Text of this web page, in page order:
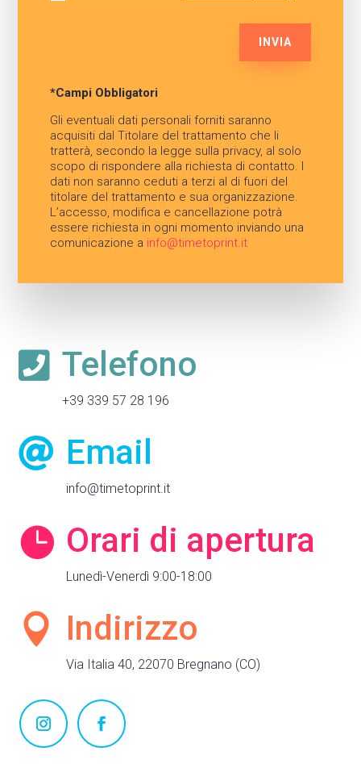
INVIA
*Campi Obbligatori
Gli eventuali dati personali forniti saranno
acquisiti dal Titolare del trattamento che li
tratterà, secondo la legge sulla privacy, al solo
scopo di rispondere alla richiesta di contatto. I
dati non saranno ceduti a terzi al di fuori del
titolare del trattamento e sua organizzazione.
L’accesso, modifica e cancellazione potrà
essere richiesta in ogni momento inviando una
comunicazione a info@timetoprint.it
 Telefono
+39 339 57 28 196
 Email
info@timetoprint.it
 Orari di apertura
Lunedì-Venerdì 9:00-18:00
 Indirizzo
Via Italia 40, 22070 Bregnano (CO)